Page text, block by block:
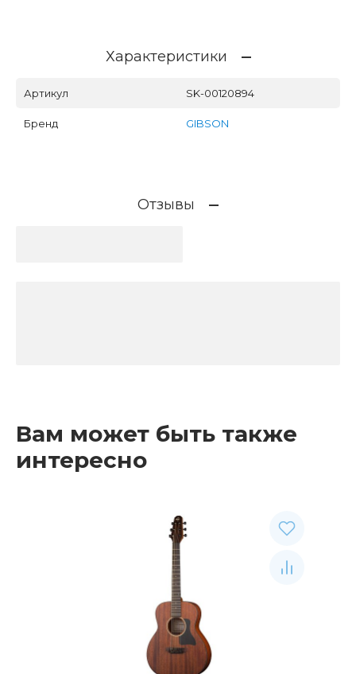
Характеристики
Артикул SK-00120894
Бренд GIBSON
Отзывы
Вам может быть также
интересно